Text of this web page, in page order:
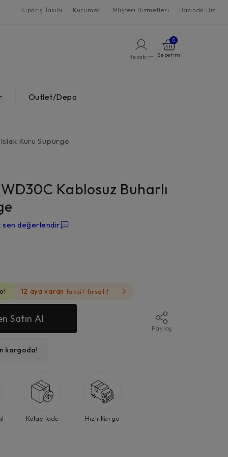
Sipariş Takibi Kurumsal Müşteri Hizmetleri Basında Biz
Hesabım
0
Outlet/Depo
Kuru Süpürge
Kablosuz Buharlı
sen değerlendir
12 aya varan taksit fırsatı!
Satın Al
Paylaş
kargoda!
Kolay İade Hızlı Kargo